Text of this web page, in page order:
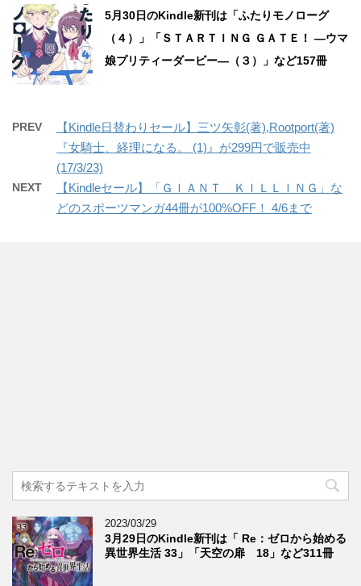
5月30日のKindle新刊は「ふたりモノローグ
（４）」「ＳＴＡＲＴＩＮＧ ＧＡＴＥ！ ―ウマ
娘プリティーダービー―（３）」など157冊
PREV
【Kindle日替わりセール】三ツ矢彰(著),Rootport(著)
『女騎士、経理になる。 (1)』が299円で販売中
(17/3/23)
NEXT
【Kindleセール】「ＧＩＡＮＴ ＫＩＬＬＩＮＧ」な
どのスポーツマンガ44冊が100%OFF！ 4/6まで
2023/03/29
3月29日のKindle新刊は「 Re：ゼロから始める
異世界生活 33」「天空の扉 18」など311冊